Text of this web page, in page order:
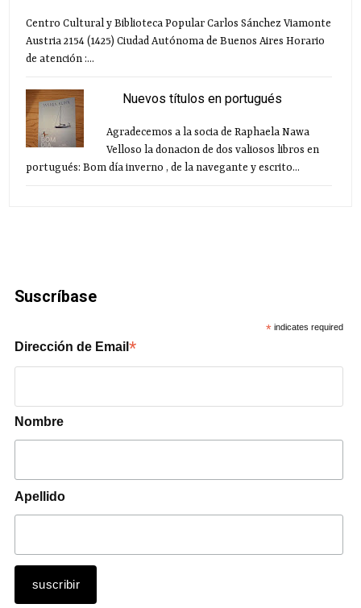
Centro Cultural y Biblioteca Popular Carlos Sánchez Viamonte
Austria 2154 (1425) Ciudad Autónoma de Buenos Aires Horario
de atención :...
Nuevos títulos en portugués
Agradecemos a la socia de Raphaela Nawa
Velloso la donacion de dos valiosos libros en
portugués: Bom día inverno , de la navegante y escrito...
Suscríbase
* indicates required
Dirección de Email*
Nombre
Apellido